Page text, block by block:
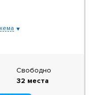
Свободно
32 места